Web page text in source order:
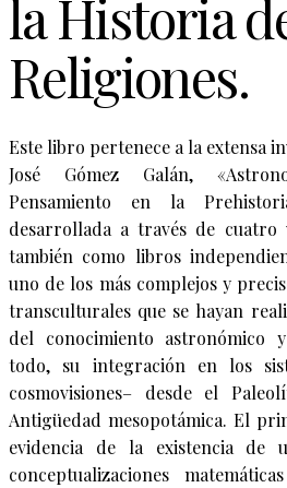
la Historia
Religiones.
Este libro pertenece a la extensa
José Gómez Galán,
Pensamiento en la
desarrollada a través de cuatro
también como libros
uno de los más complejos y
transculturales que se hayan
del conocimiento astronómico
todo, su integración en los
cosmovisiones– desde el
Antigüedad mesopotámica. El
evidencia de la existencia de
conceptualizaciones